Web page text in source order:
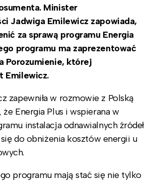
Minister
Jadwiga Emilewicz zapowiada,
za sprawą programu Energia
programu ma zaprezentować
Porozumienie, której
Emilewicz.
zapewniła w rozmowie z Polską
że Energia Plus i wspierana w
instalacja odnawialnych źródeł
do obniżenia kosztów energii u
programu mają stać się nie tylko